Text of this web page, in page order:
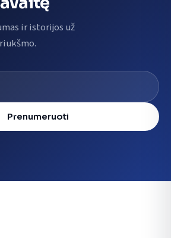
ir istorijos už
Prenumeruoti